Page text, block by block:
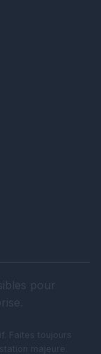
pour
Faites toujours
majeure.